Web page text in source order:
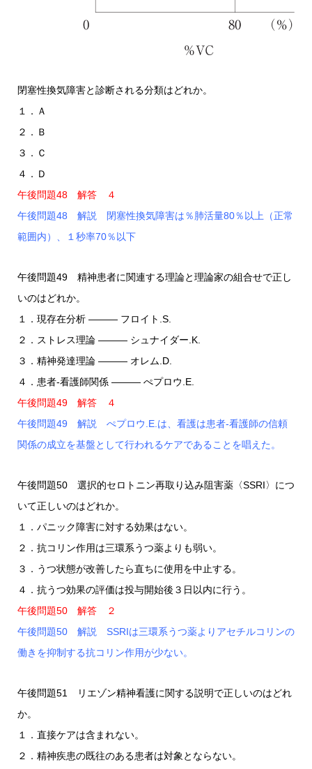
閉塞性換気障害と診断される分類はどれか。
１．Ａ
２．Ｂ
３．Ｃ
４．Ｄ
午後問題48 解答 ４
午後問題48 解説 閉塞性換気障害は％肺活量80％以上（正常
範囲内）、１秒率70％以下
午後問題49 精神患者に関連する理論と理論家の組合せで正し
いのはどれか。
１．現存在分析 ――― フロイト.S.
２．ストレス理論 ――― シュナイダー.K.
３．精神発達理論 ――― オレム.D.
４．患者-看護師関係 ――― ぺプロウ.E.
午後問題49 解答 ４
午後問題49 解説 ぺプロウ.E.は、看護は患者-看護師の信頼
関係の成立を基盤として行われるケアであることを唱えた。
午後問題50 選択的セロトニン再取り込み阻害薬〈SSRI〉につ
いて正しいのはどれか。
１．パニック障害に対する効果はない。
２．抗コリン作用は三環系うつ薬よりも弱い。
３．うつ状態が改善したら直ちに使用を中止する。
４．抗うつ効果の評価は投与開始後３日以内に行う。
午後問題50 解答 ２
午後問題50 解説 SSRIは三環系うつ薬よりアセチルコリンの
働きを抑制する抗コリン作用が少ない。
午後問題51 リエゾン精神看護に関する説明で正しいのはどれ
か。
１．直接ケアは含まれない。
２．精神疾患の既往のある患者は対象とならない。